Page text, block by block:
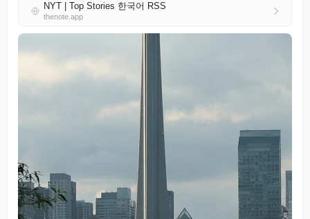
NYT | Top Stories 한국어 RSS
thenote.app